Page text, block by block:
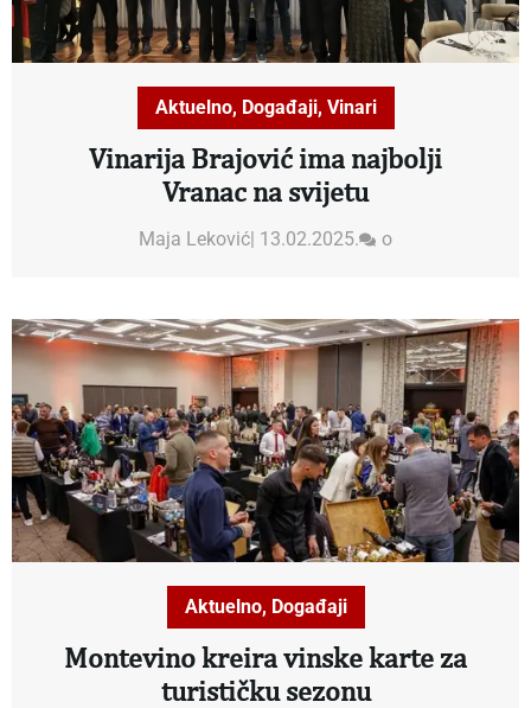
Aktuelno, Događaji, Vinari
Vinarija Brajović ima najbolji
Vranac na svijetu
Maja Leković| 13.02.2025. o
Aktuelno, Događaji
Montevino kreira vinske karte za
turističku sezonu